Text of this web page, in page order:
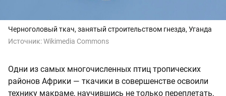
Черноголовый ткач, занятый строительством гнезда, Уганда
Источник:Wikimedia Commons
Одни из самых многочисленных птиц тропических
районов Африки — ткачики в совершенстве освоили
технику макраме, научившись не только переплетать,